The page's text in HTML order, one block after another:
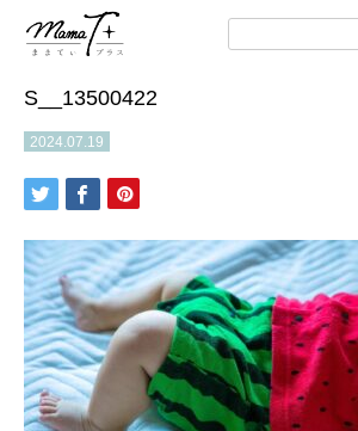
索:
S__13500422
2024.07.19
トップ
セカンドキャリア
暮らしの小ワザ
子育て